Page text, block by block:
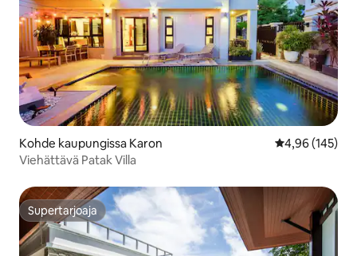
Kohde kaupungissa Karon
4,96 (145)
Viehättävä Patak Villa
Supertarjoaja
Supertarjoaja